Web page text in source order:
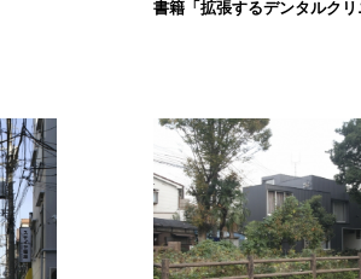
書籍「拡張するデンタルク